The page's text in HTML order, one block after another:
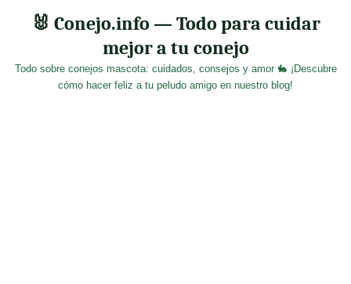
🐰 Conejo.info — Todo para cuidar
mejor a tu conejo
Todo sobre conejos mascota: cuidados, consejos y amor 🐇 ¡Descubre
cómo hacer feliz a tu peludo amigo en nuestro blog!